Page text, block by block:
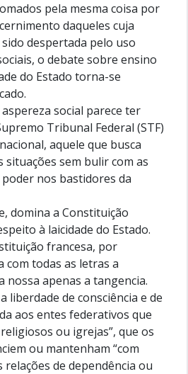
pela mesma coisa por
daqueles cuja
despertada pelo uso
o debate sobre ensino
do Estado torna-se
social parece ter
Tribunal Federal (STF)
aquele que busca
situações sem bulir com as
nos bastidores da
domina a Constituição
à laicidade do Estado.
francesa, por
com todas as letras a
nossa apenas a tangencia.
liberdade de consciência e de
aos entes federativos que
ou igrejas”, que os
ou mantenham “com
de dependência ou